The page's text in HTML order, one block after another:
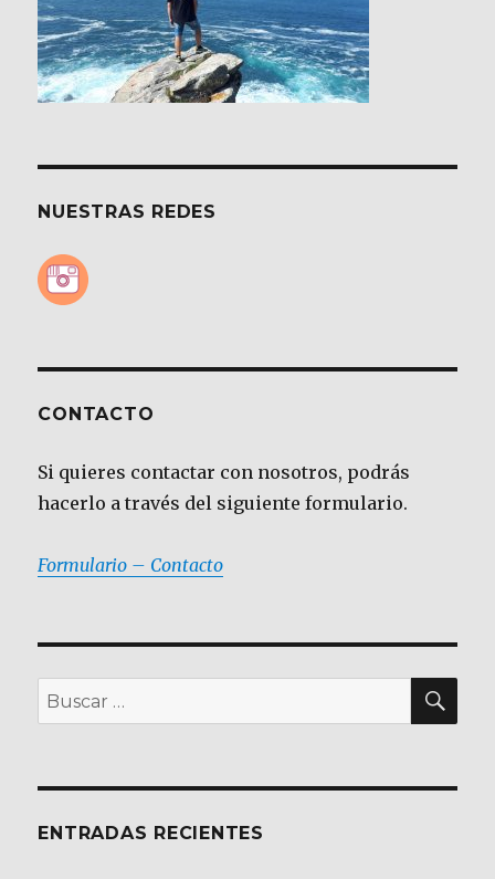
NUESTRAS REDES
CONTACTO
Si quieres contactar con nosotros, podrás
hacerlo a través del siguiente formulario.
Formulario – Contacto
Buscar
por:
ENTRADAS RECIENTES